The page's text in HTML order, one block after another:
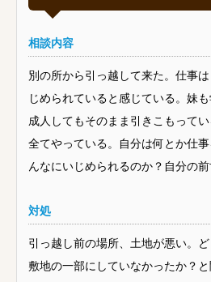
相談内容
別の所から引っ越して来た。仕事
じめられていると感じている。妹
成人してもそのまま引きこもって
全てやっている。自分は何とか仕
んなにいじめられるのか？自分の
対処
引っ越し前の場所、土地が悪い。
敷地の一部にしていなかったか？